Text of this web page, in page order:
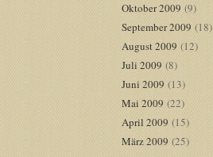
Oktober 2009 (9)
September 2009(18)
August 2009(12)
Juli 2009(8)
Juni 2009(13)
Mai 2009(22)
April 2009 (15)
März 2009(25)